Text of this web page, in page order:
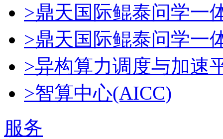
>鼎天国际鲲泰问学一
>鼎天国际鲲泰问学一
>异构算力调度与加速
>智算中心(AICC)
服务